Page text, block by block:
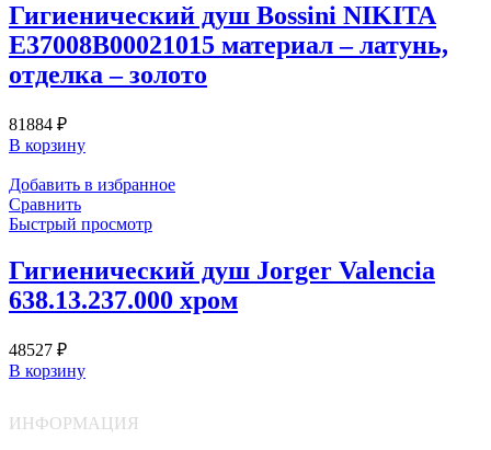
Гигиенический душ Bossini NIKITA
E37008B00021015 материал – латунь,
отделка – золото
81884 ₽
В корзину
Добавить в избранное
Сравнить
Быстрый просмотр
Гигиенический душ Jorger Valencia
638.13.237.000 хром
48527 ₽
В корзину
ИНФОРМАЦИЯ